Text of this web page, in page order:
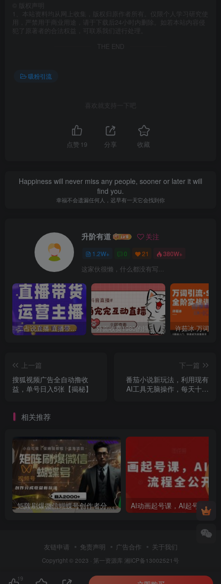
版权声明
1、本站资料均从网上收集，版权归原作者所有。仅限个人学习研究使
用，严禁用于商业用途，请于下载后24小时内删除。如若本站内容侵
犯了原著者的合法权益，可联系我们进行处理。
THE END
吸粉引流
喜欢就支持一下吧
点赞 19 分享 收藏
Happiness will never miss any people, sooner or later it will
find you.
幸福不会遗漏任何人，迟早有一天它会找到你
升阶有道 关注
1.2W+ 0 21 380W+
这家伙很懒，什么都没有写...
二占说直播·直播带货主播运营课程，主播运营二合一实操课 外面收费1980的抖音萌宠宠直播项目，可虚拟人直播，抖音报白，实时互动直播【软件+详细教程】
上一篇
搜狐视频广告全自动撸收
益，单号日入5张【揭秘】
下一篇
番茄小说新玩法，利用现有
AI工具无脑操作，每天十分
相关推荐
矩阵刷爆微信蝴蝶号创作者分成计划收益的新玩法，日入2000+【揭秘】
友链申请 免责声明 广告合作 关于我们
Copyright © 2023 · 第一资源库 湘ICP备13002521号
19